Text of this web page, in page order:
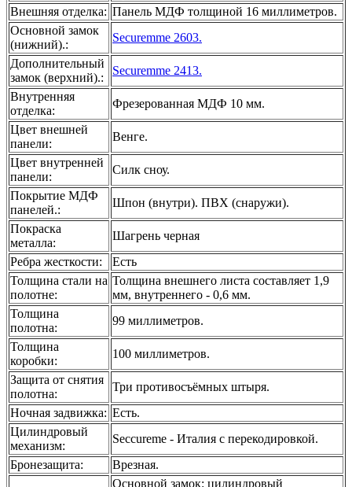
Внешняя отделка: Панель МДФ толщиной 16 миллиметров.
Основной замок
(нижний).:
Securemme 2603.
Дополнительный
замок (верхний).:
Securemme 2413.
Внутренняя
отделка:
Фрезерованная МДФ 10 мм.
Цвет внешней
панели:
Венге.
Цвет внутренней
панели:
Силк сноу.
Покрытие МДФ
панелей.:
Шпон (внутри). ПВХ (снаружи).
Покраска
металла:
Шагрень черная
Ребра жесткости:
Есть
Толщина стали на
полотне:
Толщина внешнего листа составляет 1,9
мм, внутреннего - 0,6 мм.
Толщина
полотна:
99 миллиметров.
Толщина
коробки:
100 миллиметров.
Защита от снятия
полотна:
Три противосъёмных штыря.
Ночная задвижка: Есть.
Цилиндровый
механизм:
Seccureme - Италия с перекодировкой.
Бронезащита: Врезная.
Основной замок: цилиндровый